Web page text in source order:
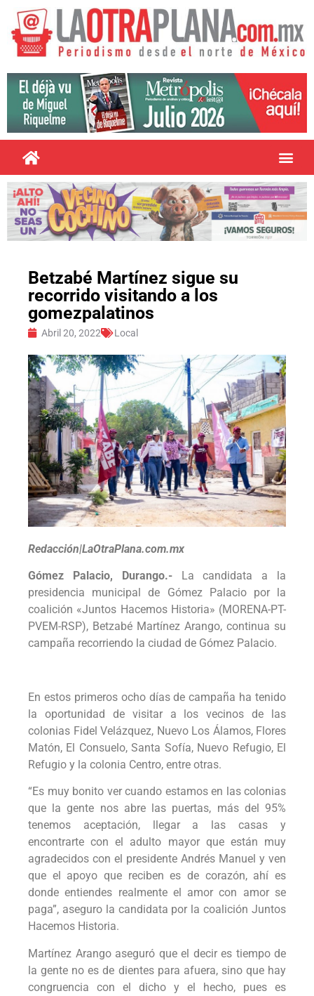
Betzabé Martínez sigue su
recorrido visitando a los
gomezpalatinos
Abril 20, 2022 Local
Redacción|LaOtraPlana.com.mx
Gómez Palacio, Durango.-La candidata a la
presidencia municipal de Gómez Palacio por la
coalición «Juntos Hacemos Historia» (MORENA-PT-
PVEM-RSP), Betzabé Martínez Arango, continua su
campaña recorriendo la ciudad de Gómez Palacio.
En estos primeros ocho días de campaña ha tenido
la oportunidad de visitar a los vecinos de las
colonias Fidel Velázquez, Nuevo Los Álamos, Flores
Matón, El Consuelo, Santa Sofía, Nuevo Refugio, El
Refugio y la colonia Centro, entre otras.
“Es muy bonito ver cuando estamos en las colonias
que la gente nos abre las puertas, más del 95%
tenemos aceptación, llegar a las casas y
encontrarte con el adulto mayor que están muy
agradecidos con el presidente Andrés Manuel y ven
que el apoyo que reciben es de corazón, ahí es
donde entiendes realmente el amor con amor se
paga”, aseguro la candidata por la coalición Juntos
Hacemos Historia.
Martínez Arango aseguró que el decir es tiempo de
la gente no es de dientes para afuera, sino que hay
congruencia con el dicho y el hecho, pues es